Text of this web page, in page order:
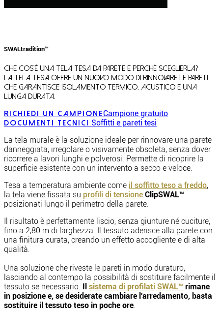
SWALtradition™
Che cos'è una tela tesa da parete e perché sceglierla?
La tela tesa offre un nuovo modo di rinnovare le pareti
che garantisce isolamento termico, acustico e una
lunga durata.
Richiedi un campioneCampione gratuito
Documenti tecnici
Soffitti e pareti tesi
La tela murale è la soluzione ideale per rinnovare una parete
danneggiata, irregolare o visivamente obsoleta, senza dover
ricorrere a lavori lunghi e polverosi. Permette di ricoprire la
superficie esistente con un intervento a secco e veloce.
Tesa a temperatura ambiente come il soffitto teso a freddo,
la tela viene fissata su profili di tensione ClipSWAL™
posizionati lungo il perimetro della parete.
Il risultato è perfettamente liscio, senza giunture né cuciture,
fino a 2,80 m di larghezza. Il tessuto aderisce alla parete con
una finitura curata, creando un effetto accogliente e di alta
qualità.
Una soluzione che riveste le pareti in modo duraturo,
lasciando al contempo la possibilità di sostituire facilmente il
tessuto se necessario. Il sistema di profilati SWAL™ rimane
in posizione e, se desiderate cambiare l'arredamento, basta
sostituire il tessuto teso in poche ore.